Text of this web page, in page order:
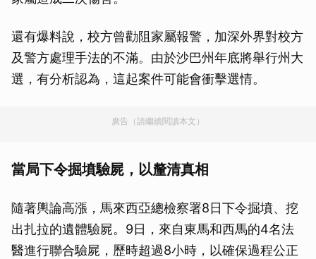
還有爆料說，校方曾勸阻家屬報警，加深外界對校方
及警方處理手法的不滿。由於沙巴州年底將舉行州大
選，有分析認為，這起案件可能會衝擊選情。
廣告（請繼續閱讀本文）
當局下令掘墳驗屍，以釐清真相
隨著輿論高漲，馬來西亞總檢察署8日下令掘墳、挖
出扎拉的遺體驗屍。9日，來自東馬和西馬的4名法
醫進行聯合驗屍，歷時超過8小時，以確保過程公正